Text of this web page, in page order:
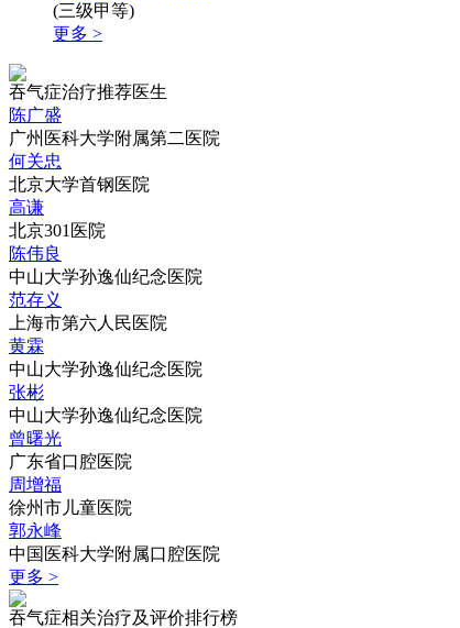
(三级甲等)
更多 >
吞气症治疗推荐医生
陈广盛
广州医科大学附属第二医院
何关忠
北京大学首钢医院
高谦
北京301医院
陈伟良
中山大学孙逸仙纪念医院
范存义
上海市第六人民医院
黄霖
中山大学孙逸仙纪念医院
张彬
中山大学孙逸仙纪念医院
曾曙光
广东省口腔医院
周增福
徐州市儿童医院
郭永峰
中国医科大学附属口腔医院
更多 >
吞气症相关治疗及评价排行榜